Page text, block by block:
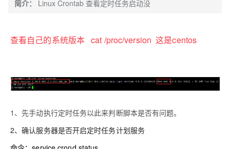
简介： Linux Crontab 查看定时任务启动没
查看自己的系统版本 cat /proc/version 这是centos
1、先手动执行定时任务以此来判断脚本是否有问题。
2、确认服务器是否开启定时任务计划服务